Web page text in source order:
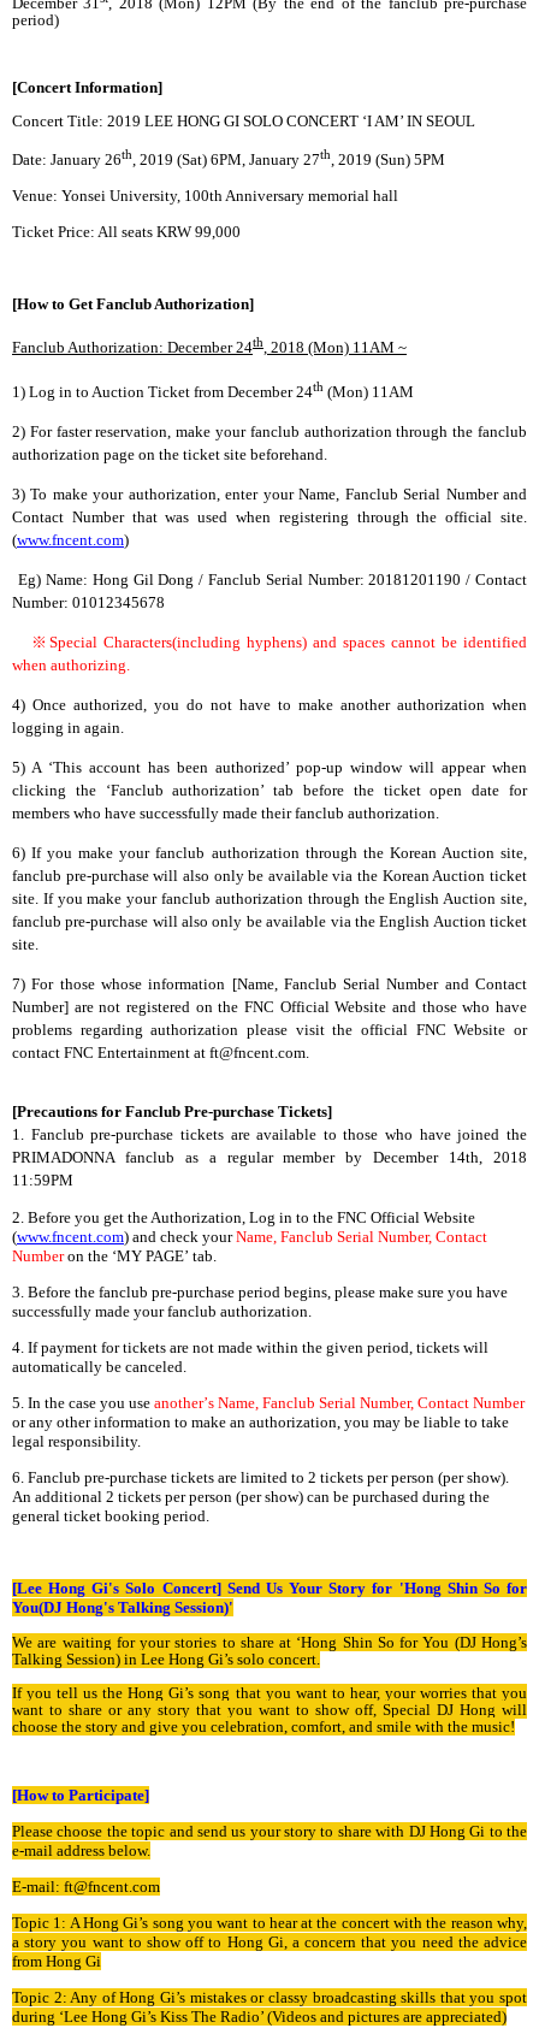
period)
[Concert Information]
Concert Title: 2019 LEE HONG GI SOLO CONCERT ‘I AM’ IN SEOUL
Date: January 26th, 2019 (Sat) 6PM, January 27th, 2019 (Sun) 5PM
Venue: Yonsei University, 100th Anniversary memorial hall
Ticket Price: All seats KRW 99,000
[How to Get Fanclub Authorization]
Fanclub Authorization: December 24th, 2018 (Mon) 11AM ~
1) Log in to Auction Ticket from December 24th (Mon) 11AM
2) For faster reservation, make your fanclub authorization through the fanclub
authorization page on the ticket site beforehand.
3)To make your authorization, enter your Name, Fanclub Serial Number and
Contact Number that was used when registering through the official site.
(www.fncent.com)
Eg) Name: Hong Gil Dong / Fanclub Serial Number: 20181201190 / Contact
Number: 01012345678
※ Special Characters(including hyphens) and spaces cannot be identified
when authorizing.
4) Once authorized, you do not have to make another authorization when
logging in again.
5) A ‘This account has been authorized’ pop-up window will appear when
clicking the ‘Fanclub authorization’ tab before the ticket open date for
members who have successfully made their fanclub authorization.
6) If you make your fanclub authorization through the Korean Auction site,
fanclub pre-purchase will also only be available via the Korean Auction ticket
site. If you make your fanclub authorization through the English Auction site,
fanclub pre-purchase will also only be available via the English Auction ticket
site.
7) For those whose information [Name, Fanclub Serial Number and Contact
Number] are not registered on the FNC Official Website and those who have
problems regarding authorization please visit the official FNC Website or
contact FNC Entertainment at ft@fncent.com.
[Precautions for Fanclub Pre-purchase Tickets]
1. Fanclub pre-purchase tickets are available to those who have joined the
PRIMADONNA fanclub as a regular member by December 14th, 2018
11:59PM
2. Before you get the Authorization, Log in to the FNC Official Website
(www.fncent.com) and check your Name, Fanclub Serial Number, Contact
Number on the ‘MY PAGE’ tab.
3. Before the fanclub pre-purchase period begins, please make sure you have
successfully made your fanclub authorization.
4. If payment for tickets are not made within the given period, tickets will
automatically be canceled.
5. In the case you use another’s Name, Fanclub Serial Number, Contact Number
or any other information to make an authorization, you may be liable to take
legal responsibility.
6. Fanclub pre-purchase tickets are limited to 2 tickets per person (per show).
An additional 2 tickets per person (per show) can be purchased during the
general ticket booking period.
[Lee Hong Gi's Solo Concert] Send Us Your Story for 'Hong Shin So for
You(DJ Hong's Talking Session)'
We are waiting for your stories to share at ‘Hong Shin So for You (DJ Hong’s
Talking Session) in Lee Hong Gi’s solo concert.
If you tell us the Hong Gi’s song that you want to hear, your worries that you
want to share or any story that you want to show off, Special DJ Hong will
choose the story and give you celebration, comfort, and smile with the music!
[How to Participate]
Please choose the topic and send us your story to share with DJ Hong Gi to the
e-mail address below.
E-mail: ft@fncent.com
Topic 1: A Hong Gi’s song you want to hear at the concert with the reason why,
a story you want to show off to Hong Gi, a concern that you need the advice
from Hong Gi
Topic 2: Any of Hong Gi’s mistakes or classy broadcasting skills that you spot
during ‘Lee Hong Gi’s Kiss The Radio’ (Videos and pictures are appreciated)